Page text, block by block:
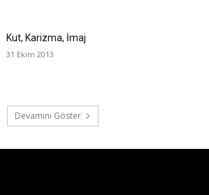
Kut, Karizma, İmaj
31 Ekim 2013
Devamını Göster